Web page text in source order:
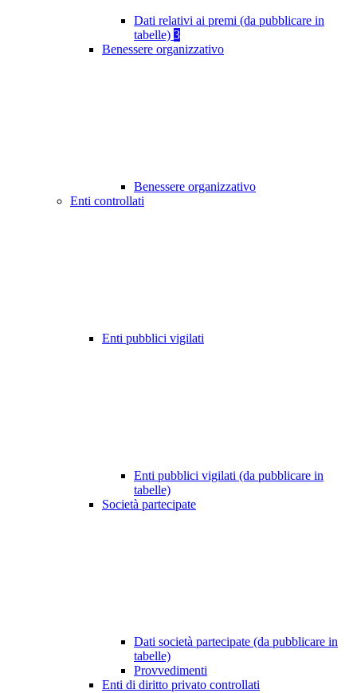
Dati relativi ai premi (da pubblicare in
tabelle) 3
Benessere organizzativo
Benessere organizzativo
Enti controllati
Enti pubblici vigilati
Enti pubblici vigilati (da pubblicare in
tabelle)
Società partecipate
Dati società partecipate (da pubblicare in
tabelle)
Provvedimenti
Enti di diritto privato controllati